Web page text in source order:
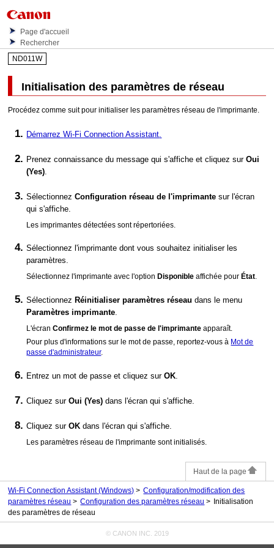
Page d'accueil
Rechercher
ND011W
Initialisation des paramètres de réseau
Procédez comme suit pour initialiser les paramètres réseau de l'imprimante.
DémarrezWi-Fi Connection Assistant.
Prenez connaissance du message qui s'affiche et cliquez surOui
(Yes)
SélectionnezConfiguration réseau de l'imprimante sur l'écran
qui s'affiche.
Les imprimantes détectées sont répertoriées.
Sélectionnez l'imprimante dont vous souhaitez initialiser les
paramètres.
Sélectionnez l'imprimante avec l'optionDisponible affichée pourÉtat
Sélectionnez Réinitialiser paramètres réseau dans le menu
Paramètres imprimante
L'écranConfirmez le mot de passe de l'imprimante apparaît.
Pour plus d'informations sur le mot de passe, reportez-vous à Mot de
passe d'administrateur.
Entrez un mot de passe et cliquez surOK.
Cliquez surOui (Yes) dans l'écran qui s'affiche.
Cliquez surOK dans l'écran qui s'affiche.
Les paramètres réseau de l'imprimante sont initialisés.
Haut de la page
Wi-Fi Connection Assistant (Windows)
Configuration/modification des
paramètres réseau
Configuration des paramètres réseau
Initialisation
des paramètres de réseau
© CANON INC. 2019